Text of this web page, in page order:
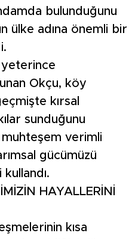
bulunduğunu
ülke adına önemli bir
yeterince
Okçu, köy
kırsal
sunduğunu
verimli
gücümüzü
HAYALLERİNİ
kısa